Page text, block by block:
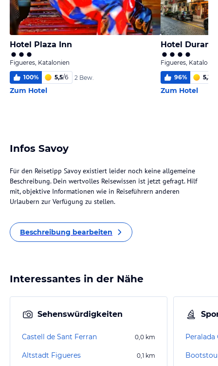
Hotel Plaza Inn
Figueres, Katalonien
100% 5,5/6 2 Bew.
Zum Hotel
Hotel Duran
Figueres,
96% 5,3
Zum Hotel
Infos Savoy
Für den Reisetipp Savoy existiert leider noch keine allgemeine
Beschreibung. Dein wertvolles Reisewissen ist jetzt gefragt. Hilf
mit, objektive Informationen wie in Reiseführern anderen
Urlaubern zur Verfügung zu stellen.
Beschreibung bearbeiten
Interessantes in der Nähe
Sehenswürdigkeiten
Castell de Sant Ferran 0,0 km
Altstadt Figueres 0,1 km
Peralada